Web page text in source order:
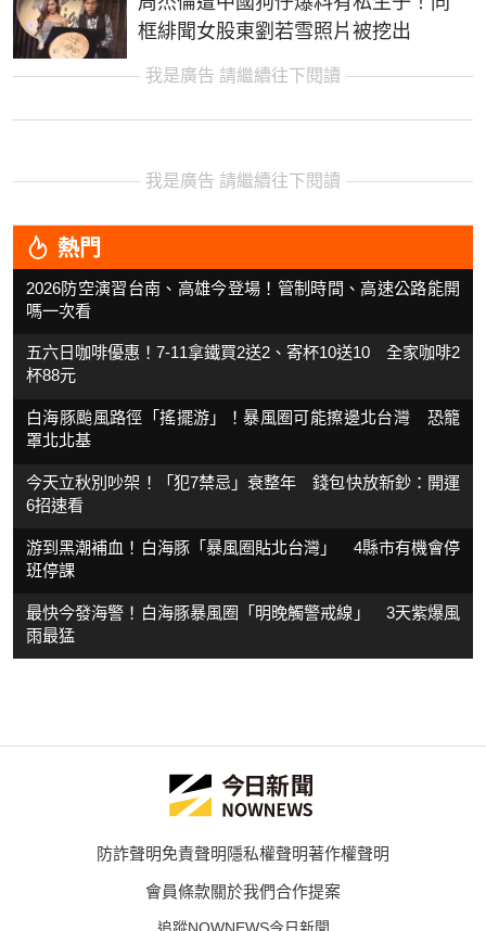
框緋聞女股東劉若雪照片被挖出
我是廣告 請繼續往下閱讀
我是廣告 請繼續往下閱讀
熱門
2026防空演習台南、高雄今登場！管制時間、高速公路能開
嗎一次看
五六日咖啡優惠！7-11拿鐵買2送2、寄杯10送10 全家咖啡2
杯88元
白海豚颱風路徑「搖擺游」！暴風圈可能擦邊北台灣 恐籠
罩北北基
今天立秋別吵架！「犯7禁忌」衰整年 錢包快放新鈔：開運
6招速看
游到黑潮補血！白海豚「暴風圈貼北台灣」 4縣市有機會停
班停課
最快今發海警！白海豚暴風圈「明晚觸警戒線」 3天紫爆風
雨最猛
防詐聲明免責聲明隱私權聲明著作權聲明
會員條款關於我們合作提案